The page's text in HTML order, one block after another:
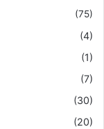
(75)
(4)
(1)
(7)
(30)
(20)